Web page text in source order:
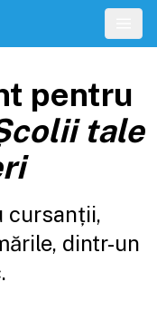
pentru
tale
cursanții,
dintr-un